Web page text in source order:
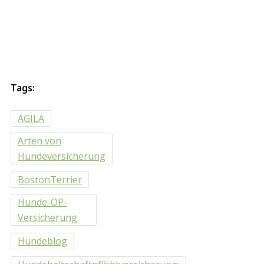
Tags:
AGILA
Arten von
Hundeversicherung
BostonTerrier
Hunde-OP-
Versicherung
Hundeblog